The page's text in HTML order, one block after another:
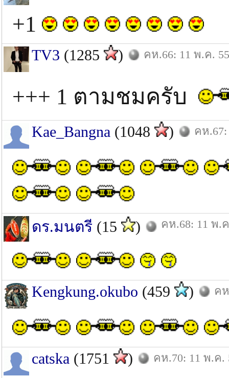
+1
TV3 (1285 ) คห.66: 11 พ.ค. 55
+++ 1 ตามชมครับ
Kae_Bangna (1048 ) คห
ดร.มนตรี (15 ) คห.68: 11 พ.
Kengkung.okubo (459 ) ค
catska (1751 ) คห.70: 11 พ.ค.